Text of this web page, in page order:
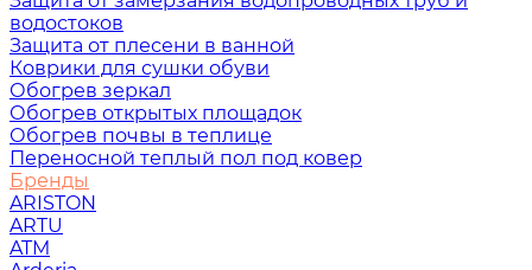
водостоков
Защита от плесени в ванной
Коврики для сушки обуви
Обогрев зеркал
Обогрев открытых площадок
Обогрев почвы в теплице
Переносной теплый пол под ковер
Бренды
ARISTON
ARTU
ATM